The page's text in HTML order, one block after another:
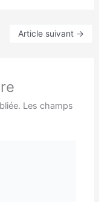
Article suivant →
Les champs